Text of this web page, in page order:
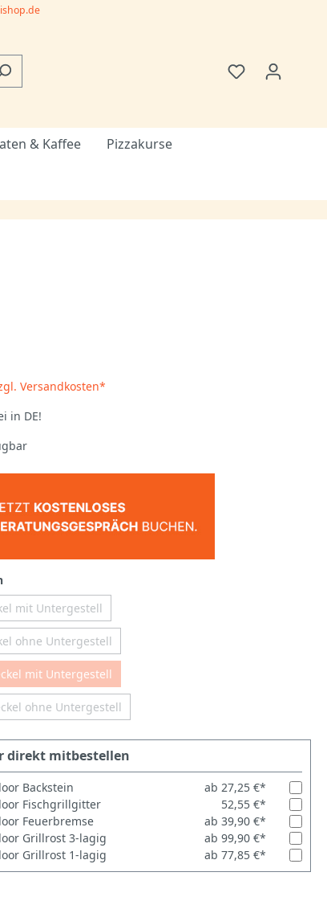
& Kaffee Pizzakurse
Versandkosten*
in DE!
mit Untergestell
ohne Untergestell
mit Untergestell
ohne Untergestell
direkt mitbestellen
Backstein
ab 27,25 €*
Fischgrillgitter
52,55 €*
Feuerbremse
ab 39,90 €*
Grillrost 3-lagig
ab 99,90 €*
Grillrost 1-lagig
ab 77,85 €*